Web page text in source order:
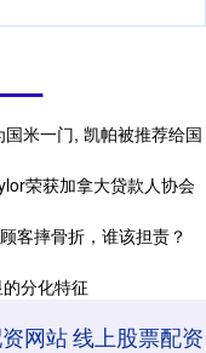
米一门, 凯帕被推荐给国
荣获加拿大贷款人协会
客摔骨折，谁该担责？
分化特征
网站线上股票配资